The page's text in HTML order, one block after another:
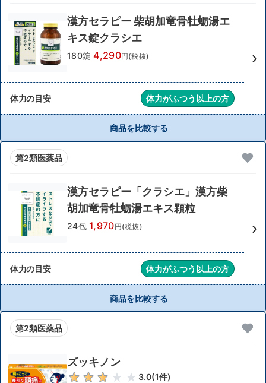
漢方セラピー 柴胡加竜骨牡蛎湯エ
キス錠クラシエ
180錠 4,290円(税抜)
体力の目安 体力がふつう以上の方
商品を比較する
第2類医薬品
漢方セラピー「クラシエ」漢方柴
胡加竜骨牡蛎湯エキス顆粒
24包 1,970円(税抜)
体力の目安 体力がふつう以上の方
商品を比較する
第2類医薬品
ズッキノン
3.0(1件)